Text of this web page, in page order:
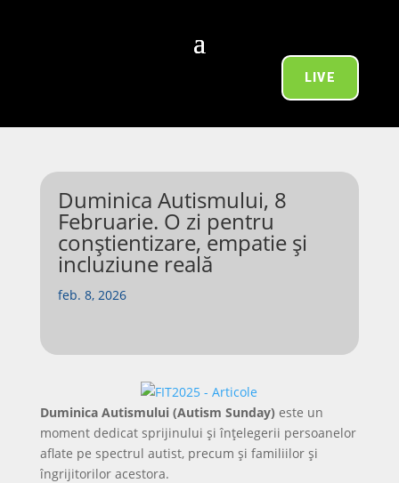
LIVE
Duminica Autismului, 8
Februarie. O zi pentru
conștientizare, empatie și
incluziune reală
feb. 8, 2026
Duminica Autismului (Autism Sunday) este un
moment dedicat sprijinului și înțelegerii persoanelor
aflate pe spectrul autist, precum și familiilor și
îngrijitorilor acestora.